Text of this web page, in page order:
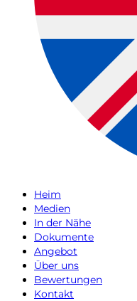
Heim
Medien
In der Nähe
Dokumente
Angebot
Über uns
Bewertungen
Kontakt